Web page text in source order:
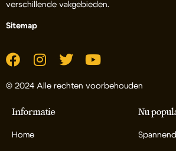
verschillende vakgebieden.
Sitemap
© 2024 Alle rechten voorbehouden
Informatie
Home
Nu